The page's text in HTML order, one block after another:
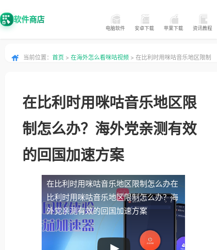
软件商店
电脑软件 安卓下载 苹果下载 资讯教程
当前位置： 首页 > 在海外怎么看咪咕视频 > 在比利时用咪咕音乐地区限制
在比利时用咪咕音乐地区限
制怎么办？海外党亲测有效
的回国加速方案
在比利时用咪咕音乐地区限制怎么办在
比利时用咪咕音乐地区限制怎么办？海
外党亲测有效的回国加速方案